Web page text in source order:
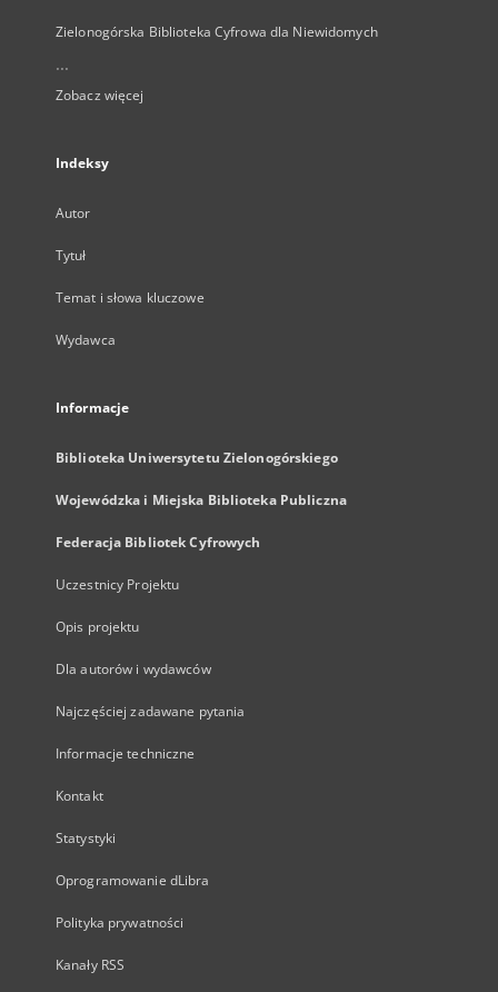
Zielonogórska Biblioteka Cyfrowa dla Niewidomych
...
Zobacz więcej
Indeksy
Autor
Tytuł
Temat i słowa kluczowe
Wydawca
Informacje
Biblioteka Uniwersytetu Zielonogórskiego
Wojewódzka i Miejska Biblioteka Publiczna
Federacja Bibliotek Cyfrowych
Uczestnicy Projektu
Opis projektu
Dla autorów i wydawców
Najczęściej zadawane pytania
Informacje techniczne
Kontakt
Statystyki
Oprogramowanie dLibra
Polityka prywatności
Kanały RSS